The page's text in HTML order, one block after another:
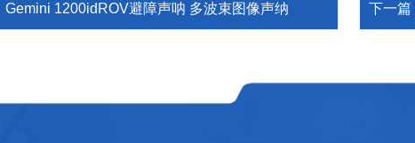
Gemini 1200idROV避障声呐 多波束图像声纳 下一篇